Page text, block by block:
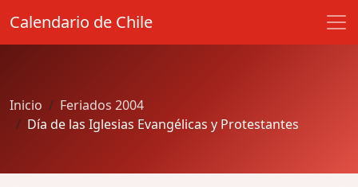
Calendario de Chile
Inicio
Feriados 2004
Día de las Iglesias Evangélicas y Protestantes